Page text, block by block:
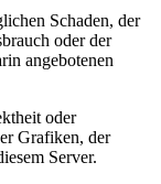
Schaden, der
oder der
angebotenen
oder
Grafiken, der
Server.